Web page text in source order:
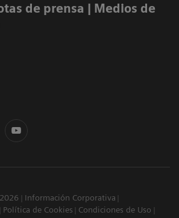
de prensa ​| Medios de
Información Corporativa
Política de Cookies
Condiciones de Uso